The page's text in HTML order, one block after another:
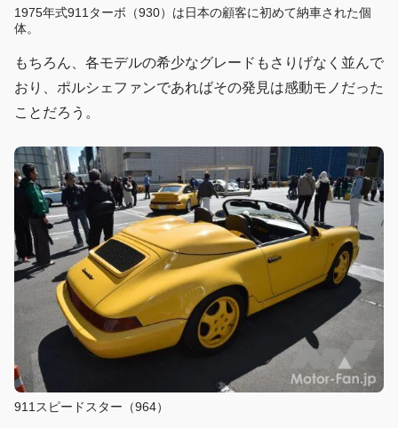
1975年式911ターボ（930）は日本の顧客に初めて納車された個
体。
もちろん、各モデルの希少なグレードもさりげなく並んで
おり、ポルシェファンであればその発見は感動モノだった
ことだろう。
911スピードスター（964）